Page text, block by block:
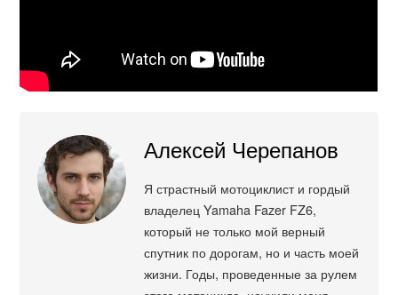
Алексей Черепанов
Я страстный мотоциклист и гордый
владелец Yamaha Fazer FZ6,
который не только мой верный
спутник по дорогам, но и часть моей
жизни. Годы, проведенные за рулем